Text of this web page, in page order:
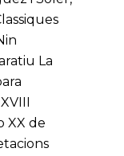
La
XX de